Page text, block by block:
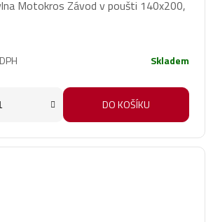
Motokros Závod v poušti 140x200,
Skladem
DO KOŠÍKU